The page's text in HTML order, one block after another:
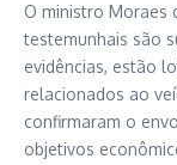
O ministro Moraes
testemunhais são
evidências, estão
relacionados ao
confirmaram o
objetivos